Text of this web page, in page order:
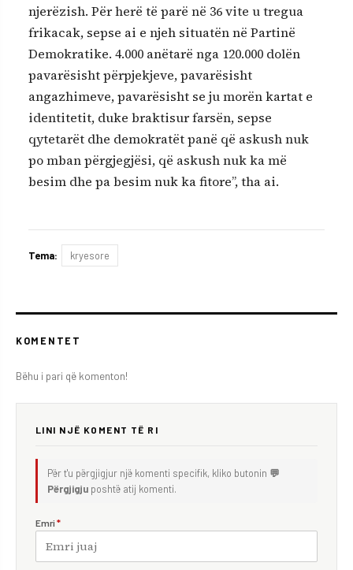
njerëzish. Për herë të parë në 36 vite u tregua
frikacak, sepse ai e njeh situatën në Partinë
Demokratike. 4.000 anëtarë nga 120.000 dolën
pavarësisht përpjekjeve, pavarësisht
angazhimeve, pavarësisht se ju morën kartat e
identitetit, duke braktisur farsën, sepse
qytetarët dhe demokratët panë që askush nuk
po mban përgjegjësi, që askush nuk ka më
besim dhe pa besim nuk ka fitore”, tha ai.
Tema: kryesore
KOMENTET
Bëhu i pari që komenton!
LINI NJË KOMENT TË RI
Për t'u përgjigjur një komenti specifik, kliko butonin 💬
Përgjigju poshtë atij komenti.
Emri *